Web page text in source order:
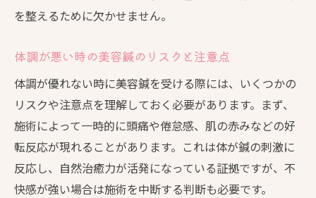
頭痛や倦怠感が現れた時のセルフケア法
美容鍼を続けた結果得られる体調変化とは
継続施術で実感する美容鍼の長期効果
美容鍼で体調が徐々に改善する理由
体調改善を目指す人の美容鍼体験談を紹介
美容鍼を続けることで得られる健康メリッ
ト
を整えるために欠かせません。
体調が悪い時の美容鍼のリスクと注意点
体調が優れない時に美容鍼を受ける際には、いくつかの
リスクや注意点を理解しておく必要があります。まず、
施術によって一時的に頭痛や倦怠感、肌の赤みなどの好
転反応が現れることがあります。これは体が鍼の刺激に
反応し、自然治癒力が活発になっている証拠ですが、不
快感が強い場合は施術を中断する判断も必要です。